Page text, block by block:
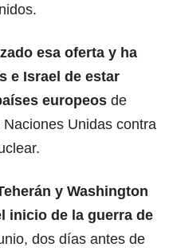
esa oferta y ha
e Israel de estar
europeos de
Unidas contra
y Washington
inicio de la guerra de
dos días antes de